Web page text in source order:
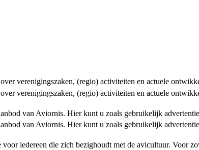
verenigingszaken, (regio) activiteiten en actuele
verenigingszaken, (regio) activiteiten en actuele
van Aviornis. Hier kunt u zoals gebruikelijk
van Aviornis. Hier kunt u zoals gebruikelijk
iedereen die zich bezighoudt met de avicultuur. Voor